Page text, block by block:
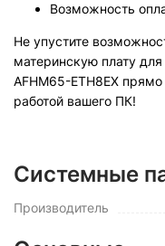
Возможность
Не упустите
материнскую плату
AFHM65-ETH8EX
работой вашего ПК!
Системные
Производитель